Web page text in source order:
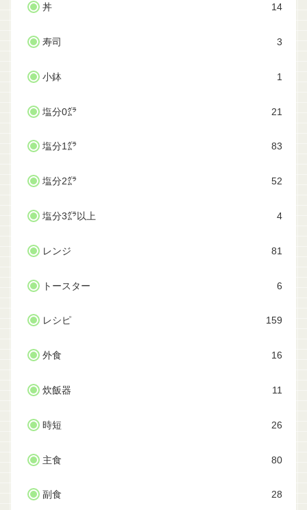
丼 14
寿司 3
小鉢 1
塩分0㌘ 21
塩分1㌘ 83
塩分2㌘ 52
塩分3㌘以上 4
レンジ 81
トースター 6
レシピ 159
外食 16
炊飯器 11
時短 26
主食 80
副食 28